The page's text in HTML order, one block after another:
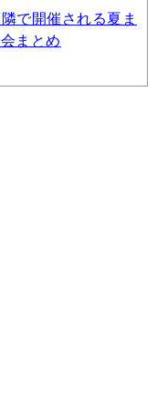
で開催される夏ま
まとめ